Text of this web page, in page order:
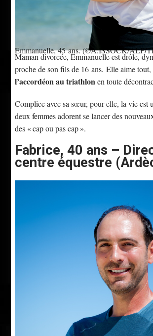
Emmanuelle, 45 ans.(©A.ISSOCK/ALP/
Maman divorcée, Emmanuelle est drôle,
proche de son fils de 16 ans. Elle aime
l’accordéon au triathlonen toute
Complice avec sa sœur, pour elle, la vie est
deux femmes adorent se lancer des
des « cap ou pas cap ».
Fabrice, 40 ans –
centre équestre